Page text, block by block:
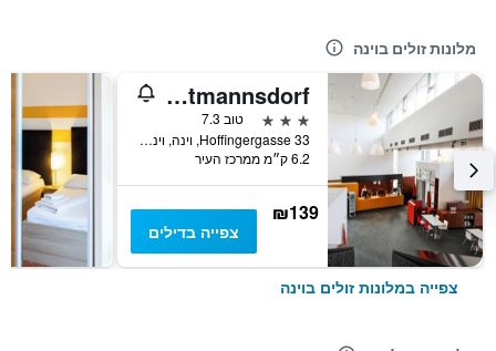
מלונות זולים בוינה
Kyriad Vienna Altmannsdorf
3 כוכבים
טוב 7.3
Hoffingergasse 33, וינה, וינה, אוסטריה
6.2 ק״מ ממרכז העיר
₪139
צפייה בדילים
צפייה במלונות זולים בוינה